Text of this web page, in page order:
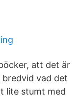
att det är
vad det
lite stumt med